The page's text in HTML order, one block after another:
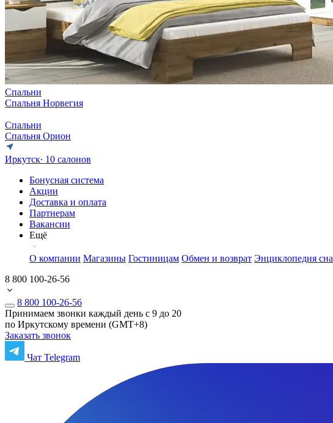
Спальни
Спальня Норвегия
Спальни
Спальня Орион
Иркутск∙ 10 салонов
Бонусная система
Акции
Доставка и оплата
Партнерам
Вакансии
Ещё
О компании Магазины Гостиницам Обмен и возврат Энциклопедия сна
8 800 100-26-56
8 800 100-26-56
Принимаем звонки каждый день с 9 до 20
по Иркутскому времени (GMT+8)
Заказать звонок
Чат Telegram